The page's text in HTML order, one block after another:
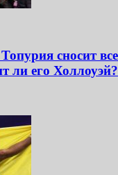
сносит
ли его Холлоуэй?